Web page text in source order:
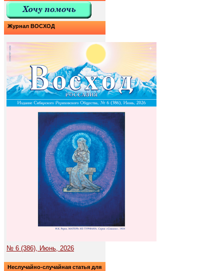
Журнал ВОСХОД
№ 6 (386), Июнь, 2026
Неслучайно-случайная статья для